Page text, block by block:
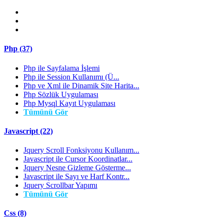
Php (37)
Php ile Sayfalama İşlemi
Php ile Session Kullanımı (Ü...
Php ve Xml ile Dinamik Site Harita...
Php Sözlük Uygulaması
Php Mysql Kayıt Uygulaması
Tümünü Gör
Javascript (22)
Jquery Scroll Fonksiyonu Kullanım...
Javascript ile Cursor Koordinatlar...
Jquery Nesne Gizleme Gösterme...
Javascript ile Sayı ve Harf Kontr...
Jquery Scrollbar Yapımı
Tümünü Gör
Css (8)